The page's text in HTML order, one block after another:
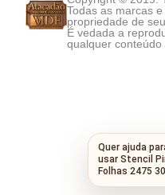
Todas as marcas
propriedade de
É vedada a
qualquer